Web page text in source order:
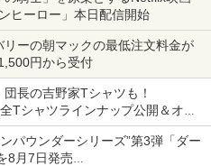
ヒーロー」本日配信開始
ーの朝マックの最低注文料金が
円から受付
長の吉野家Tシャツも！
Tシャツラインナップ公開＆オン
パウンダーシリーズ”第3弾「ダー
8月7日発売